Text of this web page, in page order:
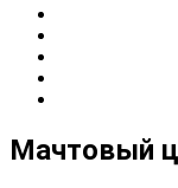
Мачтовый